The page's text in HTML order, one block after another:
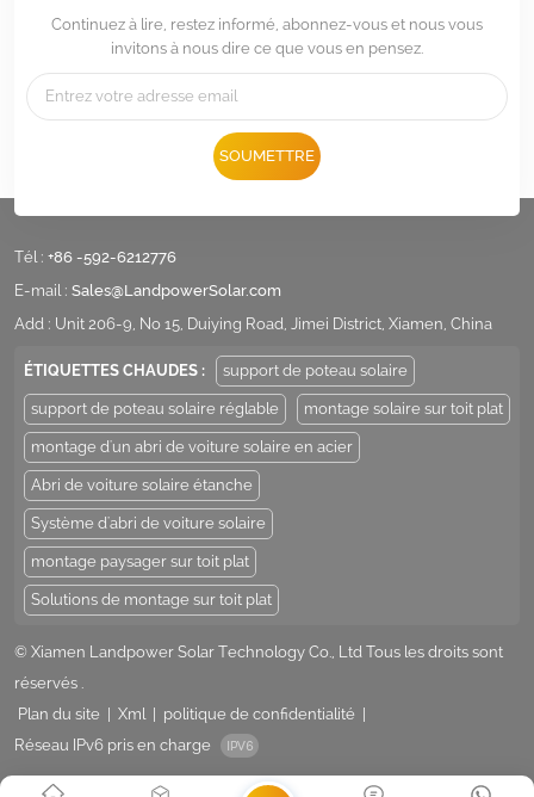
Continuez à lire, restez informé, abonnez-vous et nous vous
invitons à nous dire ce que vous en pensez.
SOUMETTRE
Tél : +86 -592-6212776
E-mail : Sales@LandpowerSolar.com
Add : Unit 206-9, No 15, Duiying Road, Jimei District, Xiamen, China
ÉTIQUETTES CHAUDES : support de poteau solaire
support de poteau solaire réglable montage solaire sur toit plat
montage d'un abri de voiture solaire en acier
Abri de voiture solaire étanche
Système d'abri de voiture solaire
montage paysager sur toit plat
Solutions de montage sur toit plat
© Xiamen Landpower Solar Technology Co., Ltd Tous les droits sont
réservés .
Plan du site
Xml politique de confidentialité
Réseau IPv6 pris en charge